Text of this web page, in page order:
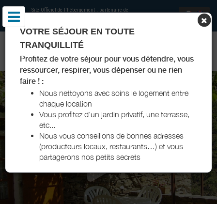
Site Officiel de l'hébergement , partenaire de
GITES DE LA TEISSONNIÈRE - SAINT-HILAIRE-DE-LAVIT -
LOZÈRE
VOTRE SÉJOUR EN TOUTE
TRANQUILLITÉ
Profitez de votre séjour pour vous détendre, vous
ressourcer, respirer, vous dépenser ou ne rien
faire ! :
Nous nettoyons avec soins le logement entre
chaque location
Vous profitez d’un jardin privatif, une terrasse,
etc...
Nous vous conseillons de bonnes adresses
(producteurs locaux, restaurants…) et vous
partagerons nos petits secrets